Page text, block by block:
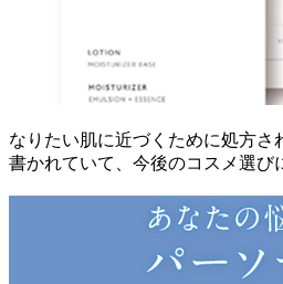
なりたい肌に近づくために処方さ
書かれていて、今後のコスメ選び